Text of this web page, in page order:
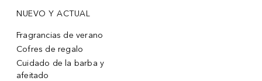
NUEVO Y ACTUAL
Fragrancias de verano
Cofres de regalo
Cuidado de la barba y
afeitado